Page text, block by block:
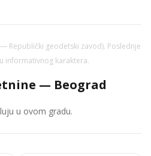
Republički geodetski zavod). Poslednje
informativnog karaktera.
— Beograd
u ovom gradu.